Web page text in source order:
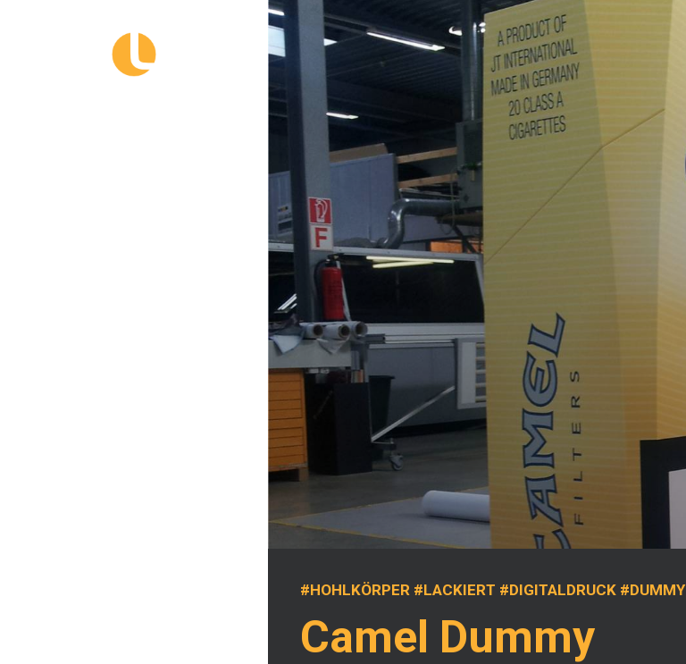
#HOHLKÖRPER #LACKIERT #DIGITALDRUCK #DUMMY
Camel Dummy